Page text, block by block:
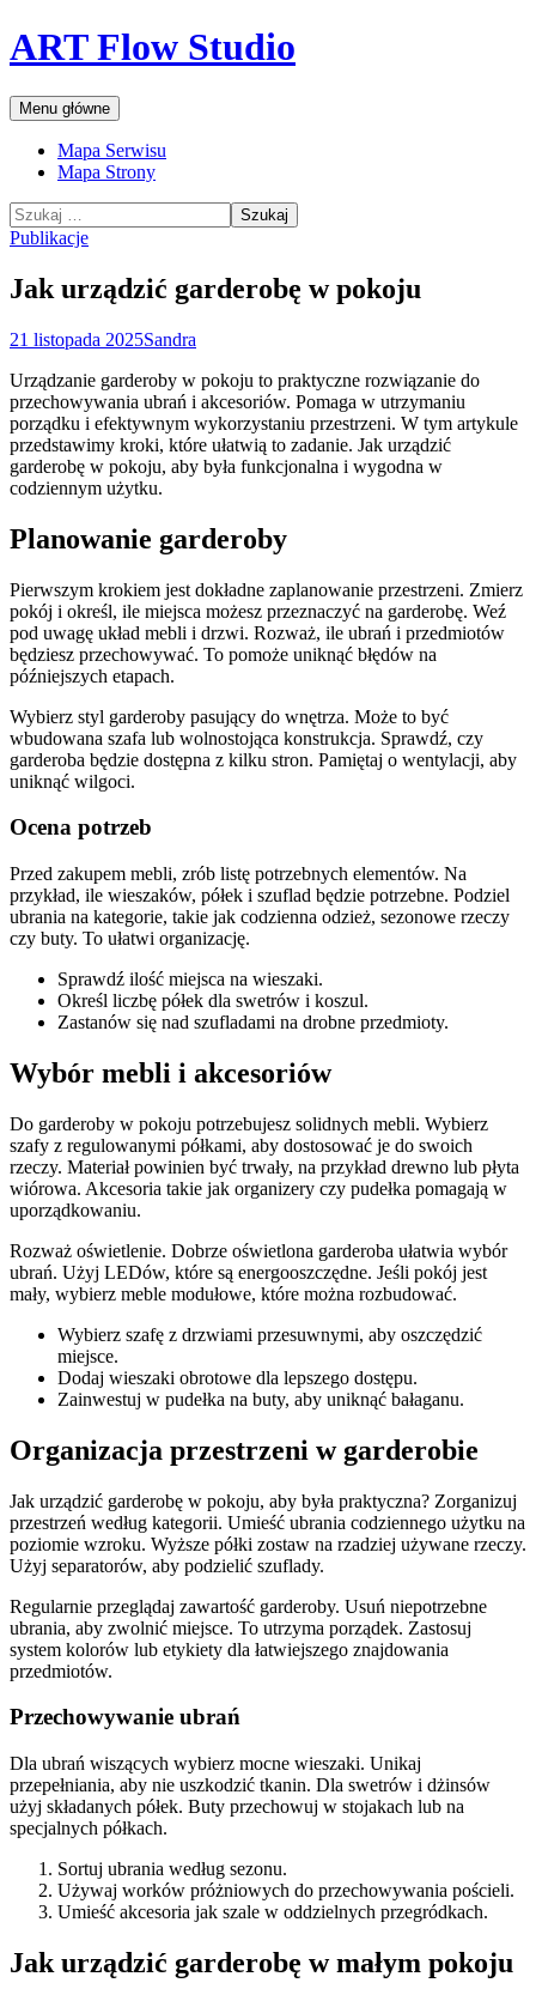
Przejdź
do
ART Flow Studio
Szukaj
Menu główne
Mapa Serwisu
Mapa Strony
Szukaj:
Publikacje
Jak urządzić garderobę w pokoju
21 listopada 2025Sandra
Urządzanie garderoby w pokoju to praktyczne rozwiązanie do
przechowywania ubrań i akcesoriów. Pomaga w utrzymaniu
porządku i efektywnym wykorzystaniu przestrzeni. W tym artykule
przedstawimy kroki, które ułatwią to zadanie. Jak urządzić
garderobę w pokoju, aby była funkcjonalna i wygodna w
codziennym użytku.
Planowanie garderoby
Pierwszym krokiem jest dokładne zaplanowanie przestrzeni. Zmierz
pokój i określ, ile miejsca możesz przeznaczyć na garderobę. Weź
pod uwagę układ mebli i drzwi. Rozważ, ile ubrań i przedmiotów
będziesz przechowywać. To pomoże uniknąć błędów na
późniejszych etapach.
Wybierz styl garderoby pasujący do wnętrza. Może to być
wbudowana szafa lub wolnostojąca konstrukcja. Sprawdź, czy
garderoba będzie dostępna z kilku stron. Pamiętaj o wentylacji, aby
uniknąć wilgoci.
Ocena potrzeb
Przed zakupem mebli, zrób listę potrzebnych elementów. Na
przykład, ile wieszaków, półek i szuflad będzie potrzebne. Podziel
ubrania na kategorie, takie jak codzienna odzież, sezonowe rzeczy
czy buty. To ułatwi organizację.
Sprawdź ilość miejsca na wieszaki.
Określ liczbę półek dla swetrów i koszul.
Zastanów się nad szufladami na drobne przedmioty.
Wybór mebli i akcesoriów
Do garderoby w pokoju potrzebujesz solidnych mebli. Wybierz
szafy z regulowanymi półkami, aby dostosować je do swoich
rzeczy. Materiał powinien być trwały, na przykład drewno lub płyta
wiórowa. Akcesoria takie jak organizery czy pudełka pomagają w
uporządkowaniu.
Rozważ oświetlenie. Dobrze oświetlona garderoba ułatwia wybór
ubrań. Użyj LEDów, które są energooszczędne. Jeśli pokój jest
mały, wybierz meble modułowe, które można rozbudować.
Wybierz szafę z drzwiami przesuwnymi, aby oszczędzić
miejsce.
Dodaj wieszaki obrotowe dla lepszego dostępu.
Zainwestuj w pudełka na buty, aby uniknąć bałaganu.
Organizacja przestrzeni w garderobie
Jak urządzić garderobę w pokoju, aby była praktyczna? Zorganizuj
przestrzeń według kategorii. Umieść ubrania codziennego użytku na
poziomie wzroku. Wyższe półki zostaw na rzadziej używane rzeczy.
Użyj separatorów, aby podzielić szuflady.
Regularnie przeglądaj zawartość garderoby. Usuń niepotrzebne
ubrania, aby zwolnić miejsce. To utrzyma porządek. Zastosuj
system kolorów lub etykiety dla łatwiejszego znajdowania
przedmiotów.
Przechowywanie ubrań
Dla ubrań wiszących wybierz mocne wieszaki. Unikaj
przepełniania, aby nie uszkodzić tkanin. Dla swetrów i dżinsów
użyj składanych półek. Buty przechowuj w stojakach lub na
specjalnych półkach.
Sortuj ubrania według sezonu.
Używaj worków próżniowych do przechowywania pościeli.
Umieść akcesoria jak szale w oddzielnych przegródkach.
Jak urządzić garderobę w małym pokoju